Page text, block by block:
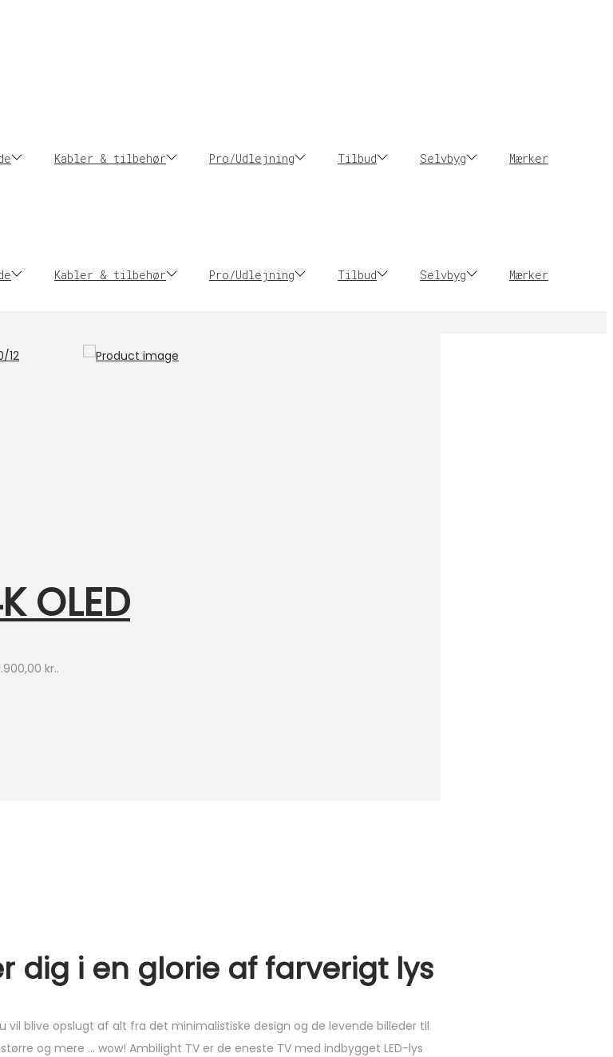
Kabler & tilbehør Pro/Udlejning Tilbud Selvbyg Mærker
Kabler & tilbehør Pro/Udlejning Tilbud Selvbyg Mærker
OLED
kr..
dig i en glorie af farverigt lys
vil blive opslugt af alt fra det minimalistiske design og de levende billeder til
og mere … wow! Ambilight TV er de eneste TV med indbygget LED-lys